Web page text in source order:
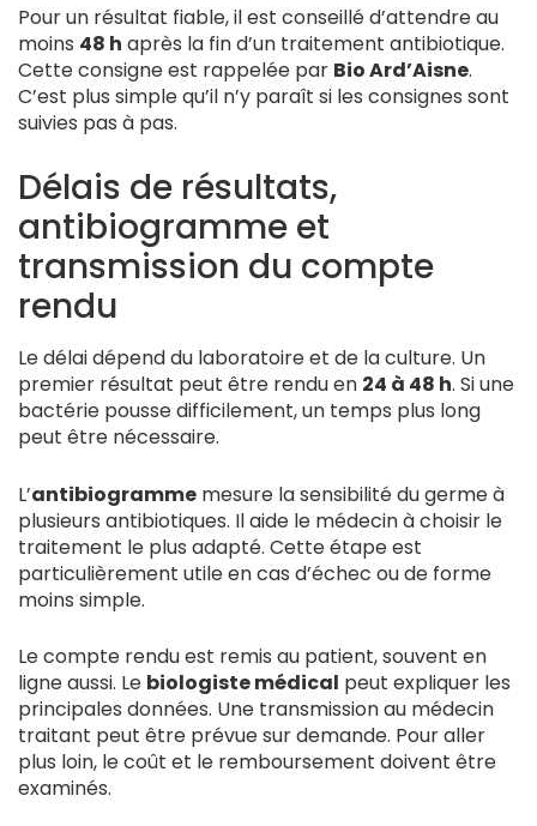
Pour un résultat fiable, il est conseillé d’attendre au
moins 48 h après la fin d’un traitement antibiotique.
Cette consigne est rappelée par Bio Ard’Aisne.
C’est plus simple qu’il n’y paraît si les consignes sont
suivies pas à pas.
Délais de résultats,
antibiogramme et
transmission du compte
rendu
Le délai dépend du laboratoire et de la culture. Un
premier résultat peut être rendu en 24 à 48 h. Si une
bactérie pousse difficilement, un temps plus long
peut être nécessaire.
L’antibiogramme mesure la sensibilité du germe à
plusieurs antibiotiques. Il aide le médecin à choisir le
traitement le plus adapté. Cette étape est
particulièrement utile en cas d’échec ou de forme
moins simple.
Le compte rendu est remis au patient, souvent en
ligne aussi. Le biologiste médical peut expliquer les
principales données. Une transmission au médecin
traitant peut être prévue sur demande. Pour aller
plus loin, le coût et le remboursement doivent être
examinés.